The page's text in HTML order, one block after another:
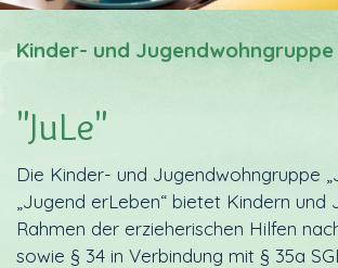
Kinder- und Jugendwohngruppe
"JuLe"
Die Kinder- und Jugendwohngruppe
„Jugend erLeben“ bietet Kindern und
Rahmen der erzieherischen Hilfen
sowie § 34 in Verbindung mit § 35a